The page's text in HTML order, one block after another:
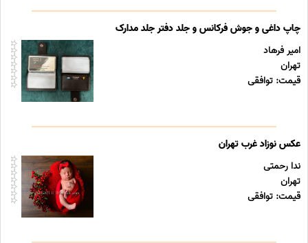
چاپ داغی و جوش فرکانس و جلد دفتر جلد مدارک
امیر فرهاد
تهران
قیمت: توافقی
عکس نوزاد غرب تهران
ندا رحمتی
تهران
قیمت: توافقی